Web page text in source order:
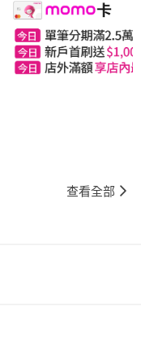
查看全部